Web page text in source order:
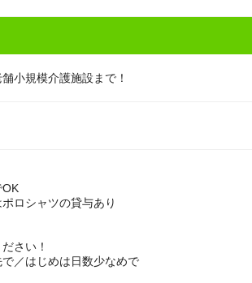
小規模介護施設まで！
シャツの貸与あり
さい！
はじめは日数少なめで